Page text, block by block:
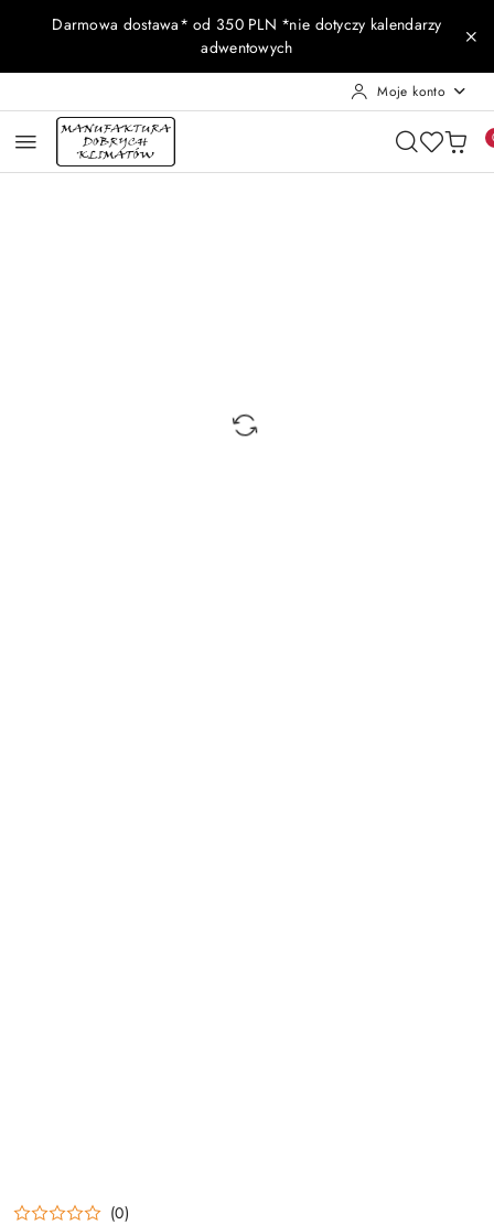
Przejdź do treści głównej
Przejdź do wyszukiwarki
Przejdź do moje konto
Przejdź do menu głównego
Przejdź do opisu produktu
Przejdź do stopki
Darmowa dostawa* od 350 PLN *nie dotyczy kalendarzy
adwentowych
Moje konto
(0)